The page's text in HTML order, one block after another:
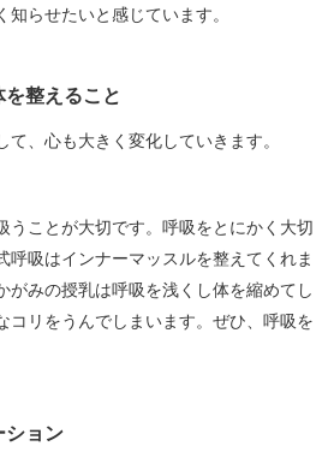
らせたいと感じています。
整えること
、心も大きく変化していきます。
うことが大切です。呼吸をとにかく大切
呼吸はインナーマッスルを整えてくれま
がみの授乳は呼吸を浅くし体を縮めてし
コリをうんでしまいます。ぜひ、呼吸を
ション